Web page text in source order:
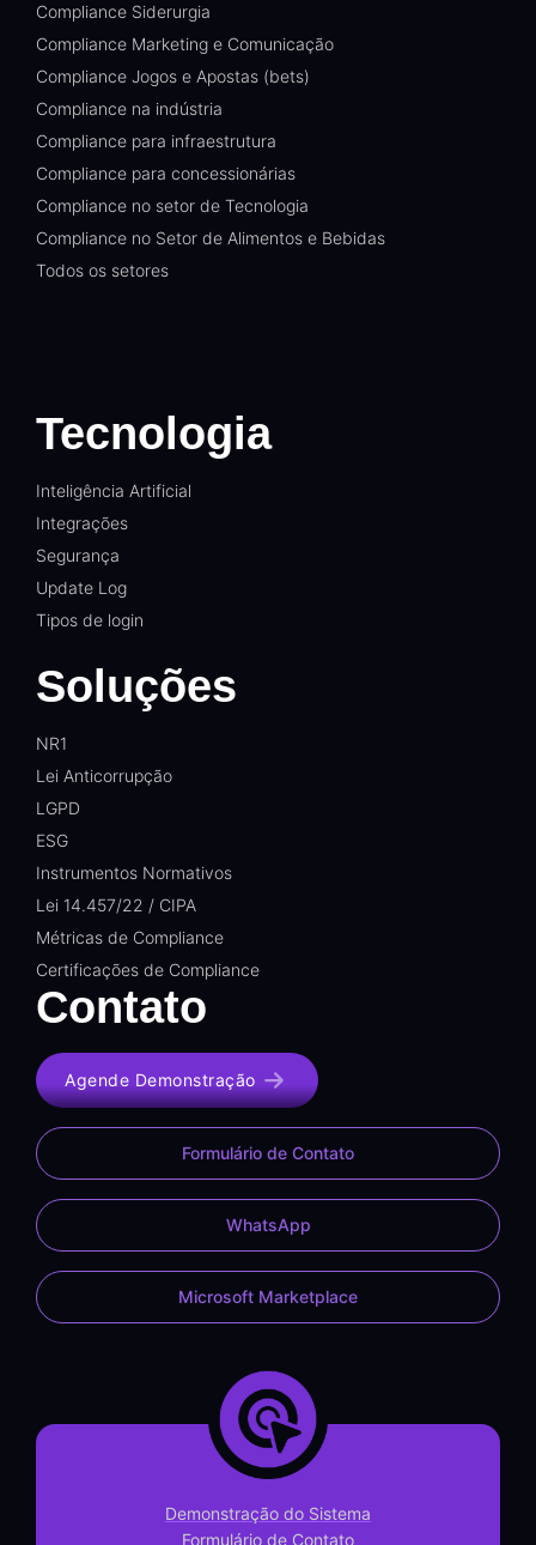
Compliance Siderurgia
Compliance Marketing e Comunicação
Compliance Jogos e Apostas (bets)
Compliance na indústria
Compliance para infraestrutura
Compliance para concessionárias
Compliance no setor de Tecnologia
Compliance no Setor de Alimentos e Bebidas
Todos os setores
Tecnologia
Inteligência Artificial
Integrações
Segurança
Update Log
Tipos de login
Soluções
NR1
Lei Anticorrupção
LGPD
ESG
Instrumentos Normativos
Lei 14.457/22 / CIPA
Métricas de Compliance
Certificações de Compliance
Contato
Agende Demonstração
Formulário de Contato
WhatsApp
Microsoft Marketplace
Demonstração do Sistema
Formulário de Contato